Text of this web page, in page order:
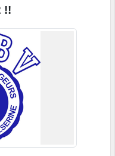
!!